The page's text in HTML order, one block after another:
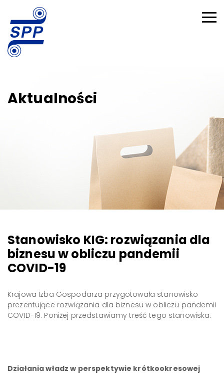
Aktualności
Stanowisko KIG: rozwiązania dla
biznesu w obliczu pandemii
COVID-19
Krajowa Izba Gospodarza przygotowała stanowisko
prezentujące rozwiązania dla biznesu w obliczu pandemii
COVID-19. Poniżej przedstawiamy treść tego stanowiska.
Działania władz w perspektywie krótkookresowej